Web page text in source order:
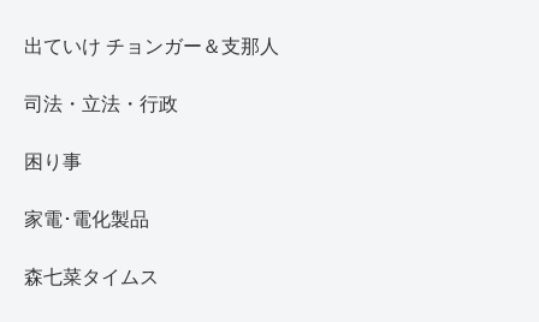
出ていけ チョンガー＆支那人
司法・立法・行政
困り事
家電･電化製品
森七菜タイムス